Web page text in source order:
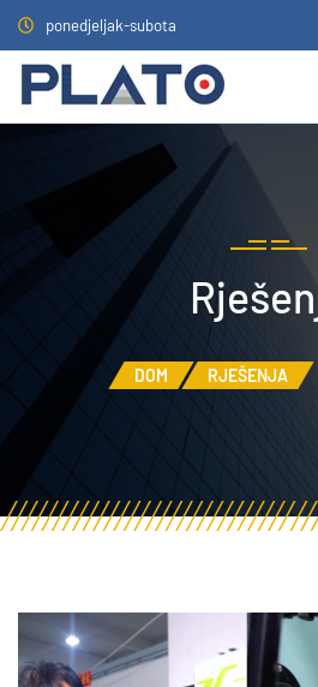
ponedjeljak-subota
DOM RJEŠENJA